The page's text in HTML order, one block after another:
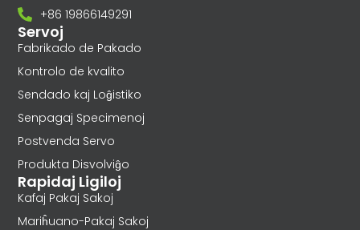
Servoj
Fabrikado de Pakado
Kontrolo de kvalito
Sendado kaj Loĝistiko
Senpagaj Specimenoj
Postvenda Servo
Produkta Disvolviĝo
Rapidaj Ligiloj
Kafaj Pakaj Sakoj
Mariĥuano-Pakaj Sakoj
+86 19866149291